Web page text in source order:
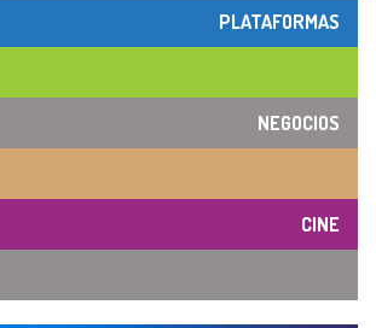
PLATAFORMAS
NEGOCIOS
CINE